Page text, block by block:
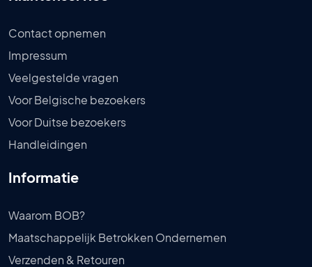
Contact opnemen
Impressum
Veelgestelde vragen
Voor Belgische bezoekers
Voor Duitse bezoekers
Handleidingen
Informatie
Waarom BOB?
Maatschappelijk Betrokken Ondernemen
Verzenden & Retouren